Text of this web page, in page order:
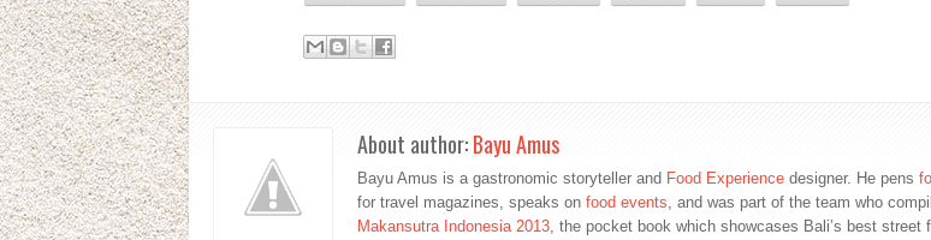
About author:Bayu Amus
Bayu Amus is a gastronomic storyteller and Food Experience designer. He pens
for travel magazines, speaks on food events, and was part of the team who
Makansutra Indonesia 2013, the pocket book which showcases Bali’s best street